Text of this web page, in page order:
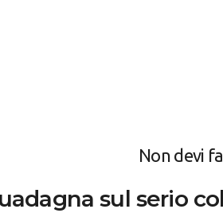
Non devi
sul serio